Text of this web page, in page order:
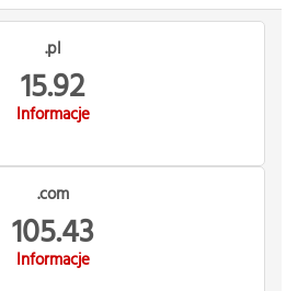
.pl
15.92
Informacje
.com
105.43
Informacje